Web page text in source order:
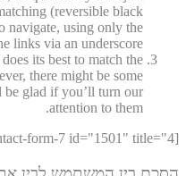
(reversible black
navigate, using only the
links via an underscore.
its best to match the
there might be some
be glad if you’ll turn our
attention to them.
[contact-form-7 id="1501" title="4הורינו אנגלית-תחתית דף"]